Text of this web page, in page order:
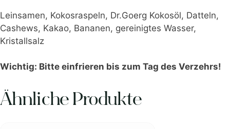
Leinsamen, Kokosraspeln, Dr.Goerg Kokosöl, Datteln,
Cashews, Kakao, Bananen, gereinigtes Wasser,
Kristallsalz
Wichtig: Bitte einfrieren bis zum Tag des Verzehrs!
Ähnliche Produkte